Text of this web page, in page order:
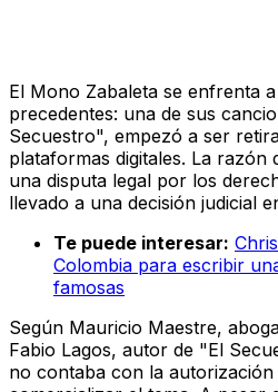
El Mono Zabaleta se enfrenta
precedentes: una de sus
Secuestro", empezó a ser
plataformas digitales. La razón
una disputa legal por los
llevado a una decisión judicial
Te puede interesar:
Colombia para escribir
famosas
Según Mauricio Maestre,
Fabio Lagos, autor de "El
no contaba con la